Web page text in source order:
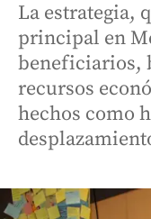
La estrategia,
principal en
beneficiarios,
recursos
hechos como